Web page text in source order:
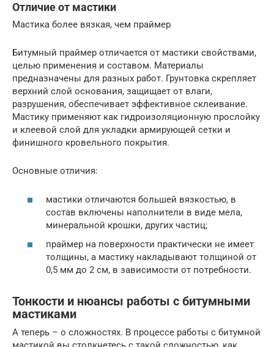
Отличие от мастики
Мастика более вязкая, чем праймер
Битумный праймер отличается от мастики свойствами,
целью применения и составом. Материалы
предназначены для разных работ. Грунтовка скрепляет
верхний слой основания, защищает от влаги,
разрушения, обеспечивает эффективное склеивание.
Мастику применяют как гидроизоляционную прослойку
и клеевой слой для укладки армирующей сетки и
финишного кровельного покрытия.
Основные отличия:
мастики отличаются большей вязкостью, в
состав включены наполнители в виде мела,
минеральной крошки, других частиц;
праймер на поверхности практически не имеет
толщины, а мастику накладывают толщиной от
0,5 мм до 2 см, в зависимости от потребности.
Тонкости и нюансы работы с битумными
мастиками
А теперь – о сложностях. В процессе работы с битумной